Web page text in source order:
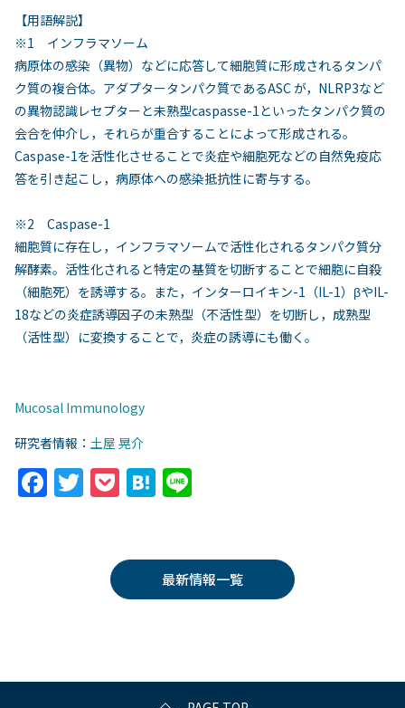
【用語解説】
※1 インフラマソーム
病原体の感染（異物）などに応答して細胞質に形成されるタンパ
ク質の複合体。アダプタータンパク質であるASC が，NLRP3など
の異物認識レセプターと未熟型caspasse-1といったタンパク質の
会合を仲介し，それらが重合することによって形成される。
Caspase-1を活性化させることで炎症や細胞死などの自然免疫応
答を引き起こし，病原体への感染抵抗性に寄与する。
※2 Caspase-1
細胞質に存在し，インフラマソームで活性化されるタンパク質分
解酵素。活性化されると特定の基質を切断することで細胞に自殺
（細胞死）を誘導する。また，インターロイキン-1（IL-1）βやIL-
18などの炎症誘導因子の未熟型（不活性型）を切断し，成熟型
（活性型）に変換することで，炎症の誘導にも働く。
Mucosal Immunology
研究者情報： 土屋 晃介
F
k
T
er
P
k
et
H
n
a
最新情報一覧